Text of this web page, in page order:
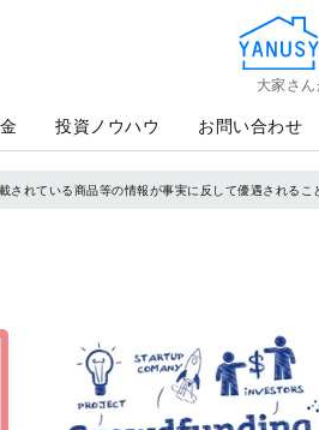
大家さ
投資ノウハウ お問い合わせ
れている商品等の情報が事実に反して優遇されるこ